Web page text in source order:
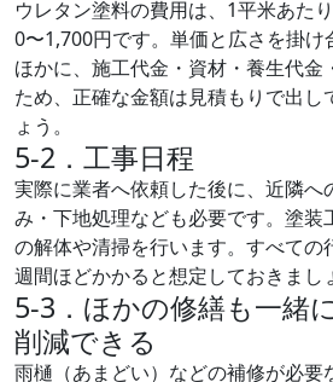
ウレタン塗料の費用は、1平米あた
0〜1,700円です。単価と広さを掛け
ほかに、施工代金・資材・養生代金
ため、正確な金額は見積もりで出し
ょう。
5-2．工事日程
実際に業者へ依頼した後に、近隣へ
み・下地処理なども必要です。塗装
の解体や清掃を行います。すべての
週間ほどかかると想定しておきまし
5-3．ほかの修繕も一緒
削減できる
雨樋（あまどい）などの補修が必要